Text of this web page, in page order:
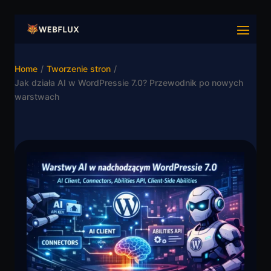
Home / Tworzenie stron /
Jak działa AI w WordPressie 7.0? Przewodnik po nowych
warstwach